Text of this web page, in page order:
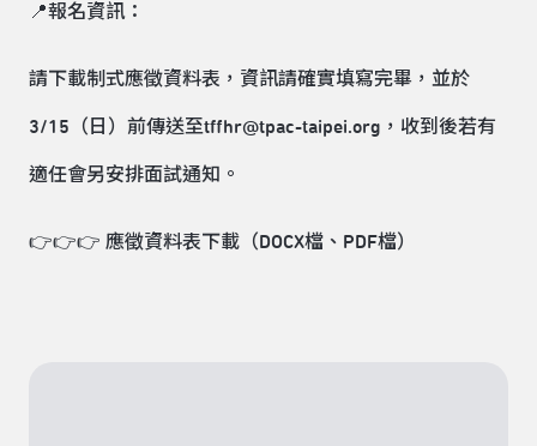
📍報名資訊：
請下載制式應徵資料表，資訊請確實填寫完畢，並於
3/15（日）前傳送至tffhr@tpac-taipei.org，收到後若有
適任會另安排面試通知。
👉👉👉 應徵資料表下載（DOCX檔 、 PDF檔）